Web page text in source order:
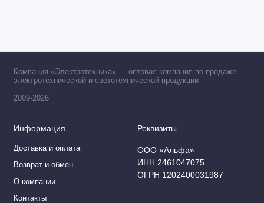
Компания «Электротехника» — оптовая компания по продаже
электротехнической и светотехнической продукции
2009-2026
Информация
Доставка и оплата
Возврат и обмен
О компании
Контакты
Реквизиты
ООО «Альфа»
ИНН 2461047075
ОГРН 1202400031987